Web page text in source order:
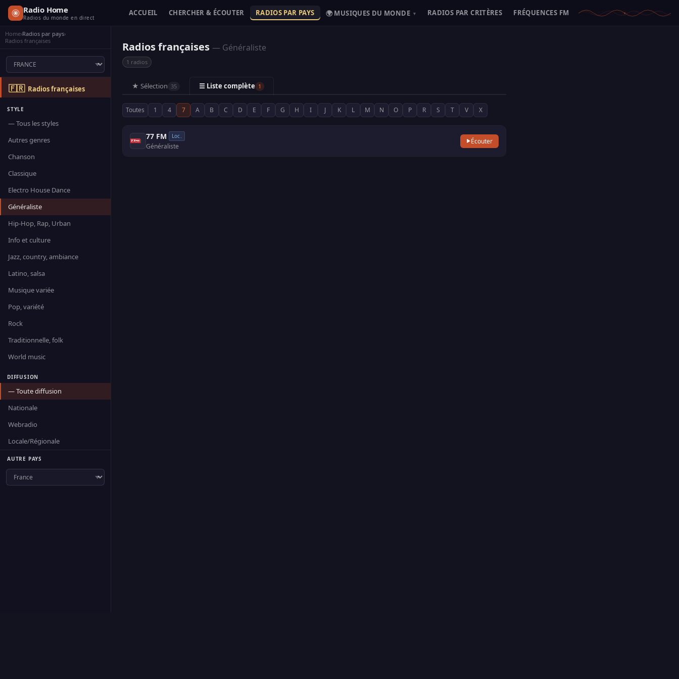
Radio Home
Radios du monde en direct
ACCUEIL CHERCHER & ÉCOUTER RADIOS PAR PAYS 🌍 MUSIQUES DU MONDE ▾ RADIOS PAR CRITÈRES FRÉQUENCES FM
Home›Radios par pays›
Radios françaises
🇫🇷 Radios françaises
STYLE
— Tous les styles
Autres genres
Chanson
Classique
Electro House Dance
Généraliste
Hip-Hop, Rap, Urban
Info et culture
Jazz, country, ambiance
Latino, salsa
Musique variée
Pop, variété
Rock
Traditionnelle, folk
World music
DIFFUSION
— Toute diffusion
Nationale
Webradio
Locale/Régionale
AUTRE PAYS
Radios françaises — Généraliste
1 radios
★ Sélection 35 ☰ Liste complète 1
Toutes 1 4 7 A B C D E F G H I J K L M N O P R S T V X
77 FM Loc.
Généraliste
Écouter